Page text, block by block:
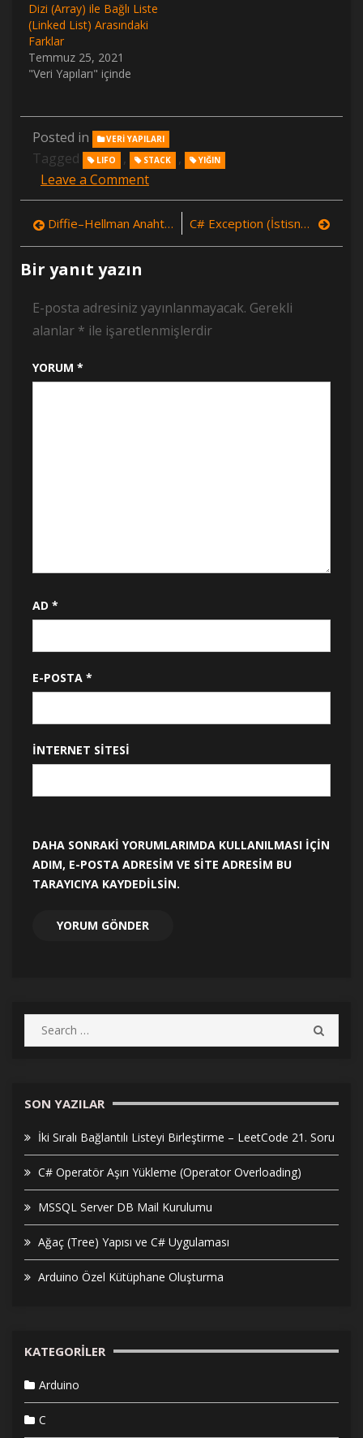
Dizi (Array) ile Bağlı Liste
(Linked List) Arasındaki
Farklar
Temmuz 25, 2021
"Veri Yapıları" içinde
Posted in VERI YAPILARI
Tagged LIFO , STACK , YIĞIN
Leave a Commenton
(Yığın)
Nedir,
Nasıl
Yazı
gezinmesi
Diffie–Hellman Anahtar Değişimi C# Exception (İstisna) Nedir, Önüne Geçme ve Maliyetleri
Bir yanıt yazın
E-posta adresiniz yayınlanmayacak. Gerekli
alanlar * ile işaretlenmişlerdir
YORUM *
AD *
E-POSTA *
İNTERNET SITESI
DAHA SONRAKI YORUMLARIMDA KULLANILMASI IÇIN
ADIM, E-POSTA ADRESIM VE SITE ADRESIM BU
TARAYICIYA KAYDEDILSIN.
Search
for:
SON YAZILAR
İki Sıralı Bağlantılı Listeyi Birleştirme – LeetCode 21. Soru
C# Operatör Aşırı Yükleme (Operator Overloading)
MSSQL Server DB Mail Kurulumu
Ağaç (Tree) Yapısı ve C# Uygulaması
Arduino Özel Kütüphane Oluşturma
KATEGORILER
Arduino
C